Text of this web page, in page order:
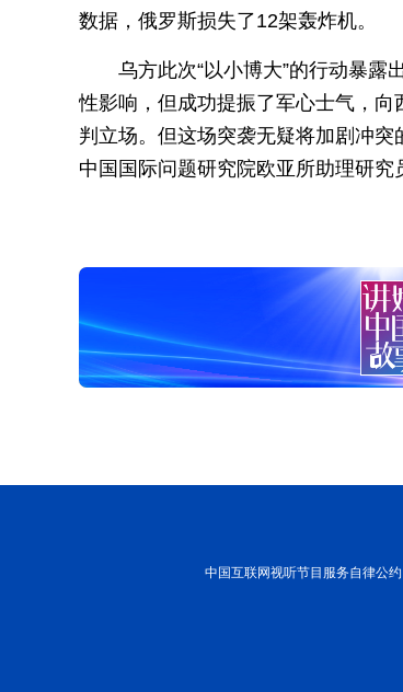
数据，俄罗斯损失了12架轰炸机。
乌方此次“以小博大”的行动暴
性影响，但成功提振了军心士气，
判立场。但这场突袭无疑将加剧冲
中国国际问题研究院欧亚所助理研究
中国互联网视听节目服务自律公约